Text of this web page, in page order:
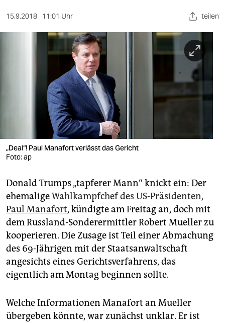
verlag
verlag
veranstaltungen
shop
fragen & hilfe
unterstützen
abo
genossenschaft
epaper login
15.9.2018 11:01 Uhr teilen
„Deal“! Paul Manafort verlässt das Gericht
Foto: ap
Donald Trumps „tapferer Mann“ knickt ein: Der
ehemaligeWahlkampfchef des US-Präsidenten,
Paul Manafort, kündigte am Freitag an, doch mit
dem Russland-Sonderermittler Robert Mueller zu
kooperieren. Die Zusage ist Teil einer Abmachung
des 69-Jährigen mit der Staatsanwaltschaft
angesichts eines Gerichtsverfahrens, das
eigentlich am Montag beginnen sollte.
Welche Informationen Manafort an Mueller
übergeben könnte, war zunächst unklar. Er ist